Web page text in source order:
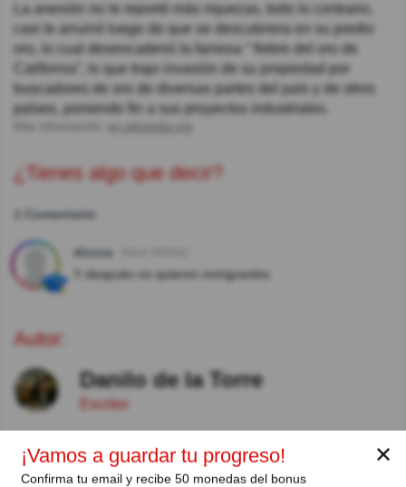
La anexión no le reportó más riquezas, todo lo contrario,
casi le arruinó luego de que se descubriera en su predio
oro, lo cual desencadenó la famosa “ fiebre del oro de
California”, lo que trajo invasión de su propiedad por
buscadores de oro de diversas partes del país y de otros
países, poniendo fin a sus proyectos industriales.
¿Tienes algo que decir?
1 Comentario
dinora
Y después no quieren inmigrantes
Autor:
Danilo de la Torre
Escritor
Desde
08/2017
Nivel Puntuación
470517
Preguntas
✕
¡Vamos a guardar tu progreso!
Confirma tu email y recibe 50 monedas del bonus